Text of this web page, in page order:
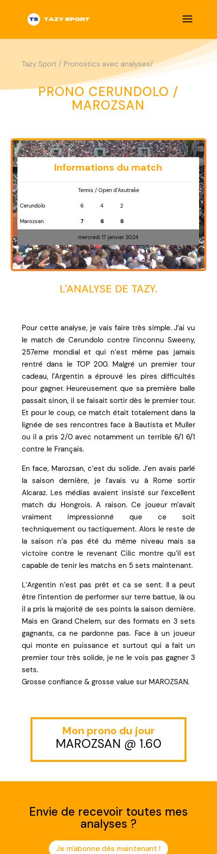
Tazy Sport/ Pronostics avec analyses/
PRONO CERUNDOLO /
MAROZSAN
Informations du match
Tennis / Open d’Asutralie
Cerundolo 6 4 2
Marozsan 7 6 6
mercredi 17 janvier 2024
L'ANALYSE DE TAZY.
Pour cette analyse, je vais faire très simple. J’ai vu
le match de Cerundolo contre l’inconnu Sweeny,
257eme mondial et qui n’est même pas jamais
rentré dans le TOP 200. Malgré un premier tour
cadeau, l’Argentin a éprouvé les pires difficultés
pour gagner. Heureusement que sa première balle
passait sinon, il se faisait sortir dès le premier tour.
Et pour le coup, ce match était totalement dans la
lignée de ses rencontres face à Bautista et Muller
ou il a pris 2/0 avec notamment un terrible 6/1 6/1
contre le Français.
En face, Marozsan, c’est du solide. J’en avais parlé
la saison dernière, je l’avais vu à Rome sortir
Alcaraz. Les médias avaient insisté sur l’excellent
match du Hongrois. A raison. Ce joueur m’avait
vraiment impressionné que ce soit
techniquement ou tactiquement. Alors le reste de
la saison n’a pas été du même niveau mais sa
victoire contre le revenant Cilic montre qu’il est
capable de tenir les matchs en 5 sets maintenant.
L’Argentin n’est pas prêt et ca se sent. Il a peut
être l’intention de performer sur terre battue, là ou
il a pris la majorité de ses points la saison dernière.
Mais en Grand Chelem, sur des formats en 3 sets
gagnants, ca ne pardonne pas. Face à un joueur
qui monte en puissance et surtout qui a fait un
premier tour très solide, je ne le vois pas gagner 3
sets.
Grosse confiance & grosse value sur MAROZSAN.
Mon prono du jour
MAROZSAN @ 1.60
Envie de recevoir toutes mes
analyses ?
Je m'abonne dès maintenant !